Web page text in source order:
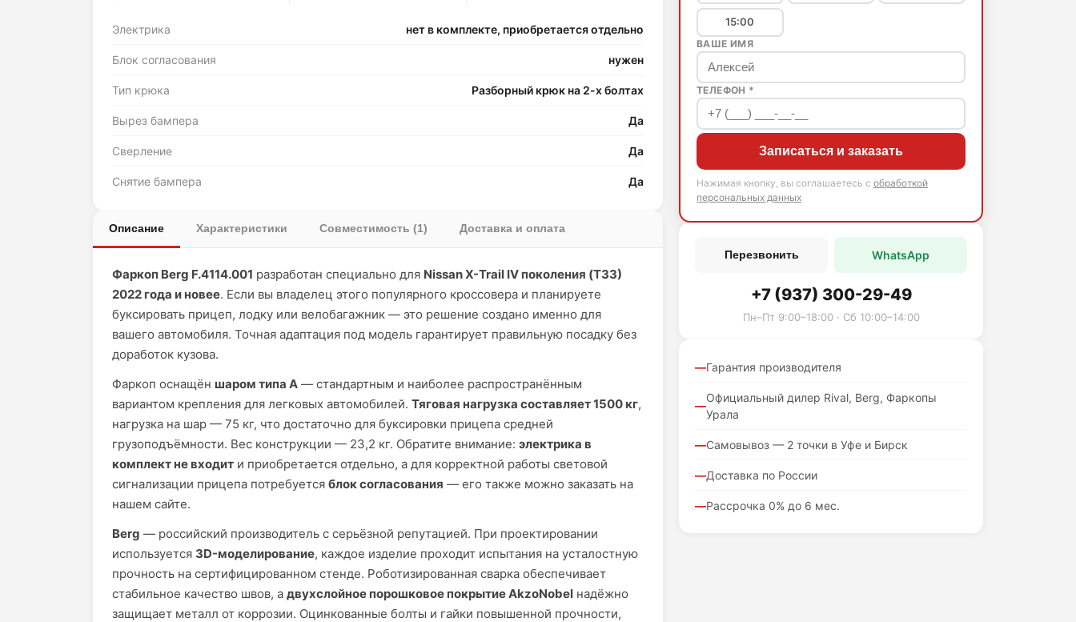
Электрика нет в комплекте, приобретается отдельно
Блок согласования нужен
Тип крюка Разборный крюк на 2-х болтах
Вырез бампера Да
Сверление Да
Снятие бампера Да
Описание Характеристики Совместимость (1) Доставка и оплата
Фаркоп Berg F.4114.001 разработан специально для Nissan X-Trail IV поколения (T33)
2022 года и новее. Если вы владелец этого популярного кроссовера и планируете
буксировать прицеп, лодку или велобагажник — это решение создано именно для
вашего автомобиля. Точная адаптация под модель гарантирует правильную посадку без
доработок кузова.
Фаркоп оснащён шаром типа A — стандартным и наиболее распространённым
вариантом крепления для легковых автомобилей. Тяговая нагрузка составляет 1500 кг,
нагрузка на шар — 75 кг, что достаточно для буксировки прицепа средней
грузоподъёмности. Вес конструкции — 23,2 кг. Обратите внимание: электрика в
комплект не входит и приобретается отдельно, а для корректной работы световой
сигнализации прицепа потребуется блок согласования — его также можно заказать на
нашем сайте.
Berg — российский производитель с серьёзной репутацией. При проектировании
используется 3D-моделирование, каждое изделие проходит испытания на усталостную
прочность на сертифицированном стенде. Роботизированная сварка обеспечивает
стабильное качество швов, а двухслойное порошковое покрытие AkzoNobel надёжно
защищает металл от коррозии. Оцинкованные болты и гайки повышенной прочности,
15:00
ВАШЕ ИМЯ
ТЕЛЕФОН *
Записаться и заказать
Нажимая кнопку, вы соглашаетесь с обработкой
персональных данных
Перезвонить WhatsApp
+7 (937) 300-29-49
Пн–Пт 9:00–18:00 · Сб 10:00–14:00
Гарантия производителя
Официальный дилер Rival, Berg, Фаркопы
Урала
Самовывоз — 2 точки в Уфе и Бирск
Доставка по России
Рассрочка 0% до 6 мес.